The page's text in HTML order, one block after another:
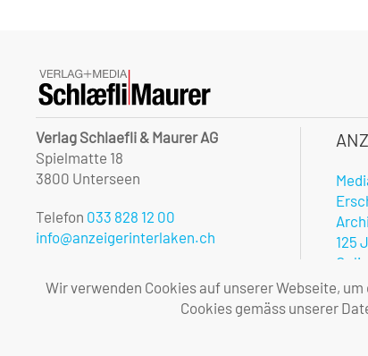
Verlag Schlaefli & Maurer AG
Spielmatte 18
3800 Unterseen
Telefon 033 828 12 00
info@anzeigerinterlaken.ch
Montag – Freitag
08.00 – 12.00 und 13.30 – 17.00 Uhr
125
Wir verwenden Cookies auf unserer Webseite,
Cookies gemäss unserer